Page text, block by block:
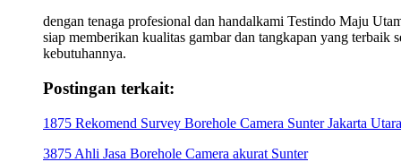
dengan tenaga profesional dan handalkami Testindo Maju
siap memberikan kualitas gambar dan tangkapan yang terbaik
kebutuhannya.
Postingan terkait:
1875 Rekomend Survey Borehole Camera Sunter Jakarta Utara
3875 Ahli Jasa Borehole Camera akurat Sunter